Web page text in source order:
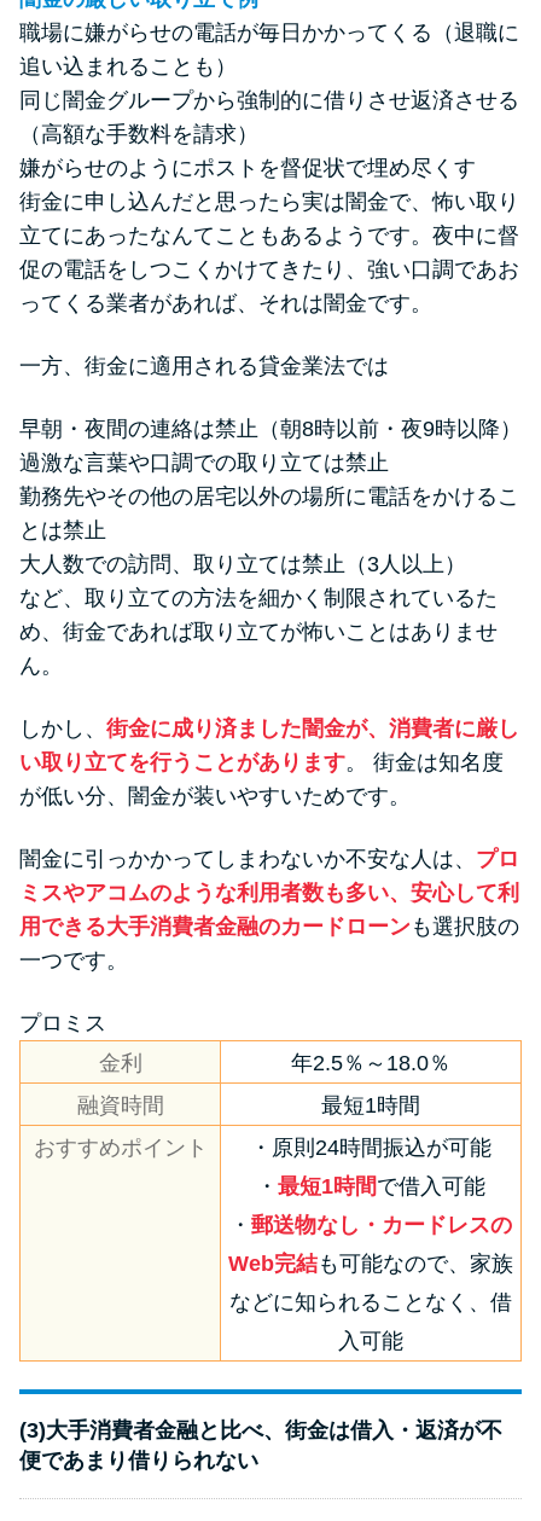
職場に嫌がらせの電話が毎日かかってくる（退職に
追い込まれることも）
同じ闇金グループから強制的に借りさせ返済させる
（高額な手数料を請求）
嫌がらせのようにポストを督促状で埋め尽くす
街金に申し込んだと思ったら実は闇金で、怖い取り
立てにあったなんてこともあるようです。夜中に督
促の電話をしつこくかけてきたり、強い口調であお
ってくる業者があれば、それは闇金です。
一方、街金に適用される貸金業法では
早朝・夜間の連絡は禁止（朝8時以前・夜9時以降）
過激な言葉や口調での取り立ては禁止
勤務先やその他の居宅以外の場所に電話をかけるこ
とは禁止
大人数での訪問、取り立ては禁止（3人以上）
など、取り立ての方法を細かく制限されているた
め、街金であれば取り立てが怖いことはありませ
ん。
しかし、 街金に成り済ました闇金が、消費者に厳し
い取り立てを行うことがあります。 街金は知名度
が低い分、闇金が装いやすいためです。
闇金に引っかかってしまわないか不安な人は、 プロ
ミスやアコムのような利用者数も多い、安心して利
用できる大手消費者金融のカードローンも選択肢の
一つです。
プロミス
金利
年2.5％～18.0％
融資時間
最短1時間
おすすめポイント
・原則24時間振込が可能
・ 最短1時間で借入可能
・ 郵送物なし・カードレスの
Web完結も可能なので、家族
などに知られることなく、借
入可能
(3)大手消費者金融と比べ、街金は借入・返済が不
便であまり借りられない